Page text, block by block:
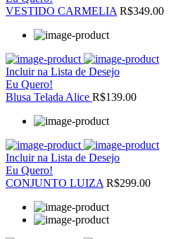
VESTIDO CARMELIA R$349.00
Incluir na Lista de Desejo
Eu Quero!
Blusa Telada Alice R$139.00
Incluir na Lista de Desejo
Eu Quero!
CONJUNTO LUIZA R$299.00